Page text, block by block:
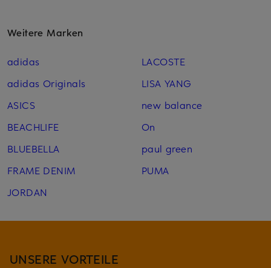
Weitere Marken
adidas
adidas Originals
ASICS
BEACHLIFE
BLUEBELLA
FRAME DENIM
JORDAN
LACOSTE
LISA YANG
new balance
On
paul green
PUMA
UNSERE VORTEILE